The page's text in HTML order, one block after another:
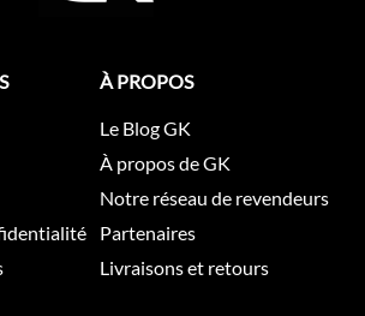
À PROPOS
Le Blog GK
À propos de GK
Notre réseau de revendeurs
Partenaires
Livraisons et retours